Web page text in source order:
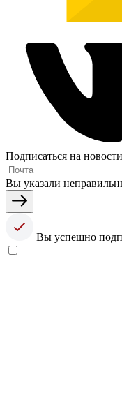
Подписаться на новости
Вы указали
Вы успешно